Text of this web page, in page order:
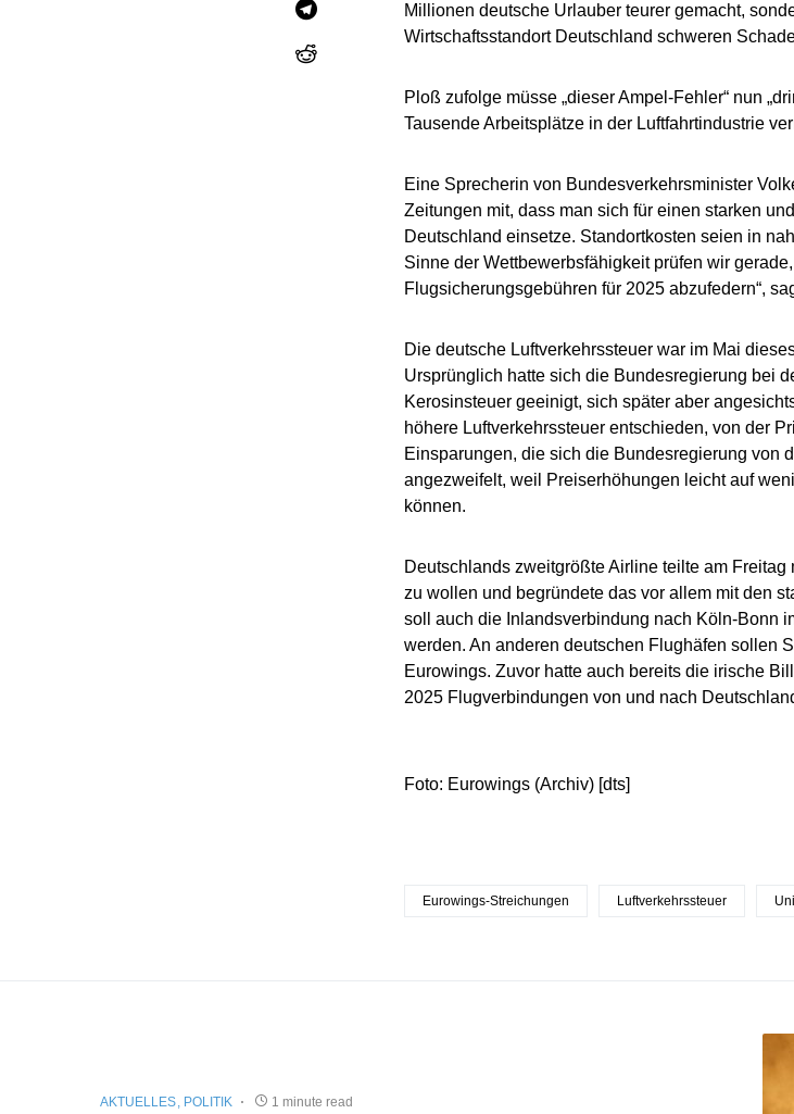
Millionen deutsche Urlauber teurer gemacht,
Wirtschaftsstandort Deutschland schweren
Ploß zufolge müsse „dieser Ampel-Fehler“ nun
Tausende Arbeitsplätze in der Luftfahrtindustrie
Eine Sprecherin von Bundesverkehrsminister
Zeitungen mit, dass man sich für einen starken
Deutschland einsetze. Standortkosten seien in
Sinne der Wettbewerbsfähigkeit prüfen wir
Flugsicherungsgebühren für 2025 abzufedern“,
Die deutsche Luftverkehrssteuer war im Mai
Ursprünglich hatte sich die Bundesregierung bei
Kerosinsteuer geeinigt, sich später aber
höhere Luftverkehrssteuer entschieden, von der
Einsparungen, die sich die Bundesregierung von
angezweifelt, weil Preiserhöhungen leicht auf
können.
Deutschlands zweitgrößte Airline teilte am
zu wollen und begründete das vor allem mit den
soll auch die Inlandsverbindung nach Köln-Bonn
werden. An anderen deutschen Flughäfen sollen
Eurowings. Zuvor hatte auch bereits die irische
2025 Flugverbindungen von und nach
Foto: Eurowings (Archiv) [dts]
Eurowings-Streichungen Luftverkehrssteuer
AKTUELLES POLITIK 1 minute read